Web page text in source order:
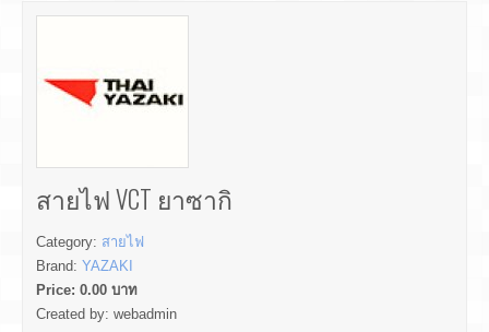
สายไฟ VCT ยาซากิ
Category: สายไฟ
Brand: YAZAKI
Price: 0.00 บาท
Created by: webadmin